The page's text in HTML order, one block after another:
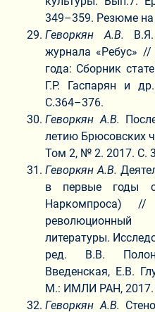
349–359. Резюме на
Геворкян А.В.
журнала «Ребус»
года: Сборник
Г.Р. Гаспарян и
С.364–376.
Геворкян А.В.
летию Брюсовских
Том 2, № 2. 2017. С.
Геворкян А.В.
в первые годы
Наркомпроса)
литературы.
ред. В.В.
Введенская, Е.В.
М.: ИМЛИ РАН, 2017.
Геворкян А.В.